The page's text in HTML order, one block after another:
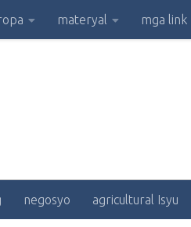
materyal mga link
negosyo agricultural Isyu